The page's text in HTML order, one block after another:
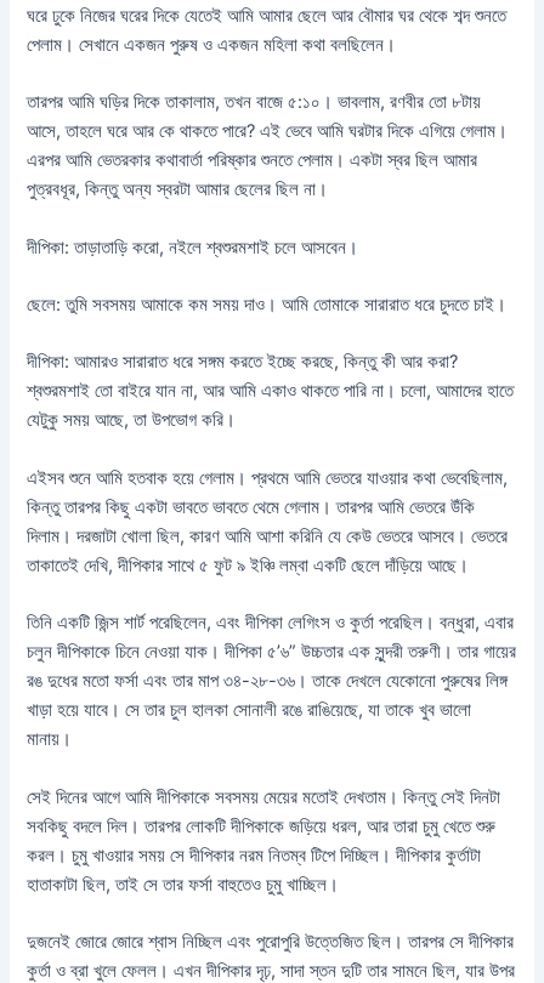
ঘরে ঢুকে নিজের ঘরের দিকে যেতেই আমি আমার ছেলে আর বৌমার ঘর থেকে শব্দ শুনতে
পেলাম। সেখানে একজন পুরুষ ও একজন মহিলা কথা বলছিলেন।
তারপর আমি ঘড়ির দিকে তাকালাম, তখন বাজে ৫:১০। ভাবলাম, রণবীর তো ৮টায়
আসে, তাহলে ঘরে আর কে থাকতে পারে? এই ভেবে আমি ঘরটার দিকে এগিয়ে গেলাম।
এরপর আমি ভেতরকার কথাবার্তা পরিষ্কার শুনতে পেলাম। একটা স্বর ছিল আমার
পুত্রবধূর, কিন্তু অন্য স্বরটা আমার ছেলের ছিল না।
দীপিকা: তাড়াতাড়ি করো, নইলে শ্বশুরমশাই চলে আসবেন।
ছেলে: তুমি সবসময় আমাকে কম সময় দাও। আমি তোমাকে সারারাত ধরে চুদতে চাই।
দীপিকা: আমারও সারারাত ধরে সঙ্গম করতে ইচ্ছে করছে, কিন্তু কী আর করা?
শ্বশুরমশাই তো বাইরে যান না, আর আমি একাও থাকতে পারি না। চলো, আমাদের হাতে
যেটুকু সময় আছে, তা উপভোগ করি।
এইসব শুনে আমি হতবাক হয়ে গেলাম। প্রথমে আমি ভেতরে যাওয়ার কথা ভেবেছিলাম,
কিন্তু তারপর কিছু একটা ভাবতে ভাবতে থেমে গেলাম। তারপর আমি ভেতরে উঁকি
দিলাম। দরজাটা খোলা ছিল, কারণ আমি আশা করিনি যে কেউ ভেতরে আসবে। ভেতরে
তাকাতেই দেখি, দীপিকার সাথে ৫ ফুট ৯ ইঞ্চি লম্বা একটি ছেলে দাঁড়িয়ে আছে।
তিনি একটি জিন্স শার্ট পরেছিলেন, এবং দীপিকা লেগিংস ও কুর্তা পরেছিল। বন্ধুরা, এবার
চলুন দীপিকাকে চিনে নেওয়া যাক। দীপিকা ৫’৬” উচ্চতার এক সুন্দরী তরুণী। তার গায়ের
রঙ দুধের মতো ফর্সা এবং তার মাপ ৩৪-২৮-৩৬। তাকে দেখলে যেকোনো পুরুষের লিঙ্গ
খাড়া হয়ে যাবে। সে তার চুল হালকা সোনালী রঙে রাঙিয়েছে, যা তাকে খুব ভালো
মানায়।
সেই দিনের আগে আমি দীপিকাকে সবসময় মেয়ের মতোই দেখতাম। কিন্তু সেই দিনটা
সবকিছু বদলে দিল। তারপর লোকটি দীপিকাকে জড়িয়ে ধরল, আর তারা চুমু খেতে শুরু
করল। চুমু খাওয়ার সময় সে দীপিকার নরম নিতম্ব টিপে দিচ্ছিল। দীপিকার কুর্তাটা
হাতাকাটা ছিল, তাই সে তার ফর্সা বাহুতেও চুমু খাচ্ছিল।
দুজনেই জোরে জোরে শ্বাস নিচ্ছিল এবং পুরোপুরি উত্তেজিত ছিল। তারপর সে দীপিকার
কুর্তা ও ব্রা খুলে ফেলল। এখন দীপিকার দৃঢ়, সাদা স্তন দুটি তার সামনে ছিল, যার উপর